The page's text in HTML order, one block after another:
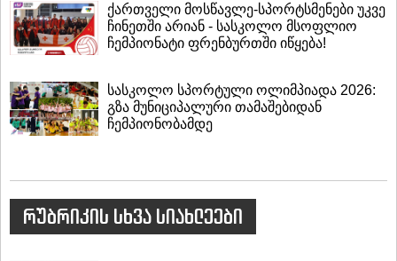
ქართველი მოსწავლე-სპორტსმენები უკვე
ჩინეთში არიან - სასკოლო მსოფლიო
ჩემპიონატი ფრენბურთში იწყება!
სასკოლო სპორტული ოლიმპიადა 2026:
გზა მუნიციპალური თამაშებიდან
ჩემპიონობამდე
რუბრიკის სხვა სიახლეები